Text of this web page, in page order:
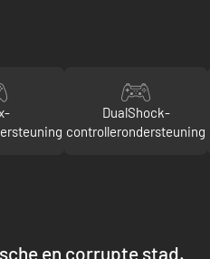
DualShock-
controllerondersteuning
en corrupte stad.